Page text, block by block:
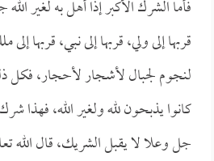
فأما الشرك الأكبر إذا أهل به لغير
قربها إلى ولي، قربها إلى نبي، قربها
لنجوم لجبال لأشجار لأحجار، فكل
كانوا يذبحون لله ولغير الله، فهذا
جل وعلا لا يقبل الشريك، قال الله